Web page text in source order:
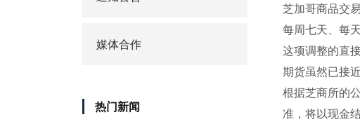
媒体合作
热门新闻
芝加哥商品交
每周七天、每
这项调整的直
期货虽然已接
根据芝商所的
准，将以现金